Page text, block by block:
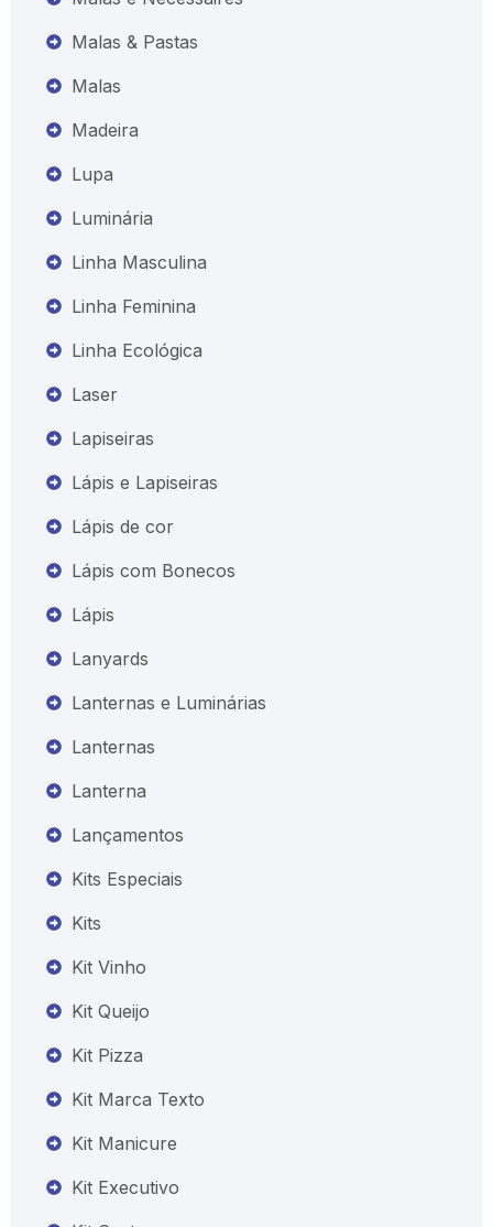
Malas & Pastas
Malas
Madeira
Lupa
Luminária
Linha Masculina
Linha Feminina
Linha Ecológica
Laser
Lapiseiras
Lápis e Lapiseiras
Lápis de cor
Lápis com Bonecos
Lápis
Lanyards
Lanternas e Luminárias
Lanternas
Lanterna
Lançamentos
Kits Especiais
Kits
Kit Vinho
Kit Queijo
Kit Pizza
Kit Marca Texto
Kit Manicure
Kit Executivo